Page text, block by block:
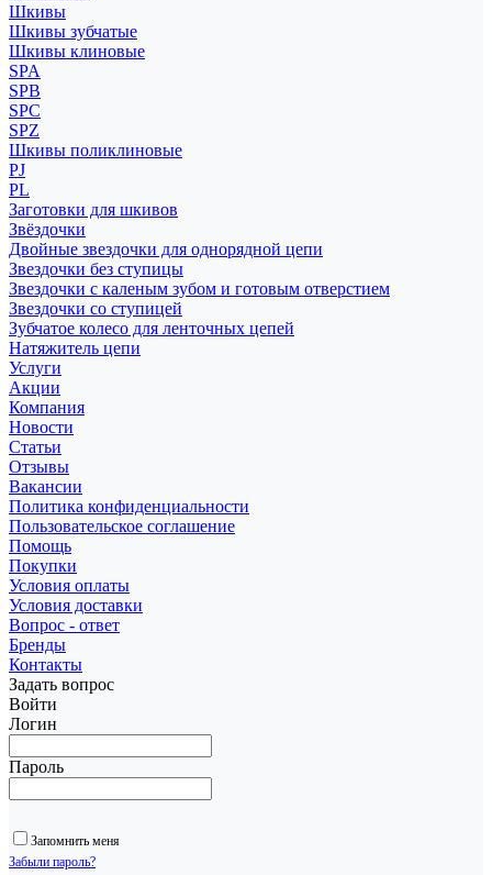
Шкивы
Шкивы зубчатые
Шкивы клиновые
SPA
SPB
SPC
SPZ
Шкивы поликлиновые
PJ
PL
Заготовки для шкивов
Звёздочки
Двойные звездочки для однорядной цепи
Звездочки без ступицы
Звездочки с каленым зубом и готовым отверстием
Звездочки со ступицей
Зубчатое колесо для ленточных цепей
Натяжитель цепи
Услуги
Акции
Компания
Новости
Статьи
Отзывы
Вакансии
Политика конфиденциальности
Пользовательское соглашение
Помощь
Покупки
Условия оплаты
Условия доставки
Вопрос - ответ
Бренды
Контакты
Задать вопрос
Войти
Логин
Пароль
Запомнить меня
Забыли пароль?